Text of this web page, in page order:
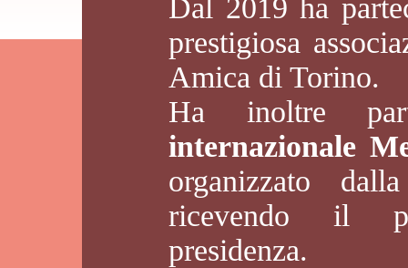
Dal 2019 ha
prestigiosa
Amica di Torino.
Ha inoltre
internazionale
organizzato
ricevendo il
presidenza.